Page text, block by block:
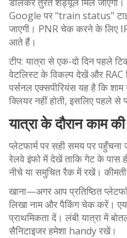
Google पर "train status"
जाएगी। PNR चेक करने के लिए
आते हैं।
टीप: यात्रा से एक-दो दिन पहले
वेटलिस्ट के विकल्प देखें और RAC
पर्सनल एक्सपीरियंस यह है कि शाम
क्लियर नहीं होती, इसलिए पहले से
यात्रा के दौरान काम
प्लेटफार्म पर सही समय पर
रेलवे इंफो में देखें ताकि गेट के पास
नीचे या समुचित रैक में रखें।
खाना—अगर आप प्रतिष्ठित
लिखा नाम और पैकिंग चेक करें।
प्राथमिकता दें। लंबी यात्रा में
सैनिटाइजर हमेशा handy रखें।